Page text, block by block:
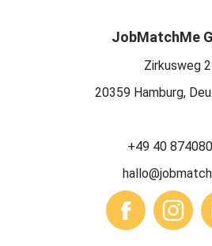
JobMatchMe
Zirkusweg 2
20359 Hamburg,
+49 40